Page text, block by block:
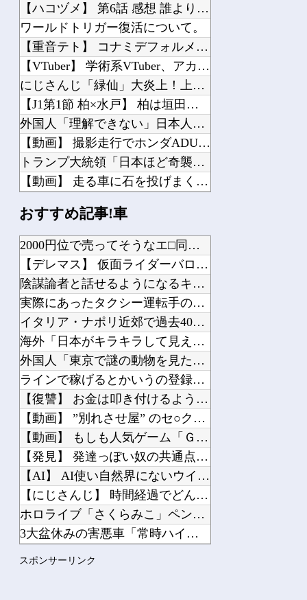
【ハコヅメ】 第6話 感想 誰よりも早く！【～交番女子の逆襲～】
ワールドトリガー復活について。
【重音テト】 コナミデフォルメフィギュア「重音テト 通常衣装Ver.」「重音テト...
【VTuber】 学術系VTuber、アカデミア関係者らに「V名義の活動を本人の...
にじさんじ「緑仙」大炎上！上から目線で圧が強い返信「もうすでに歌ってる」埋もれて...
【J1第1節 柏×水戸】 柏は垣田先制弾＆小泉ミドルで新シーズンを白星スタート！...
外国人「理解できない」日本人ファンタジスタがまだ無所属で欧州人が困惑..獲得を求...
【動画】 撮影走行でホンダADUO改良型エンジン（PU）を搭載したアストンマーチ...
トランプ大統領「日本ほど奇襲を知る国ない、真珠湾の時なぜ知らせなかったのか」…目...
【動画】 走る車に石を投げまくる男が警察に捕まりボコボコにされる
海外「素晴らしい！」日本が買収したUSスチール驚異の大復活に米国人が大喜び
結婚一年目から子どもが欲しいといいつづけているが、嫁のセスク嫌いと子育てに対する...
朝ごみ捨て行ったら小学生の子が登校ルートとは逆の方に歩いてた
Powered by livedoor 相互RSS
おすすめ記事!車
2000円位で売ってそうなエ□同人的デビルサマナー 第2話
【デレマス】 仮面ライダーバロンＰ第２話「蒼翼の乙女」
陰謀論者と話せるようになるキーワード辞典つくろう→
実際にあったタクシー運転手の不可解すぎる体験談
イタリア・ナポリ近郊で過去40年で最大規模の地震「M4.7」...
海外「日本がキラキラして見える…」 日本の街頭インタビューに...
外国人「東京で謎の動物を見たんだけどコイツの正体分かる？」
ラインで稼げるとかいうの登録したけど「500円払え」だって
【復讐】 お金は叩き付けるように放り投げる。慣れない子がレジ...
【動画】 ”別れさせ屋” のセ○クス、凄すぎるｗｗｗ そりゃ...
【動画】 もしも人気ゲーム「ＧＴＡ」が日本を舞台にしていたら...
【発見】 発達っぽい奴の共通点って『立場を理解できない』だよ...
【AI】 AI使い自然界にないウイルスを作製 米スタンフォー...
【にじさんじ】 時間経過でどんどん沈んでいくVTuber
ホロライブ「さくらみこ」ペンラ振る動作で体調崩す？ホロドリで...
3大盆休みの害悪車「常時ハイビームマン」「車間ベタ付けマン」...
スポンサーリンク